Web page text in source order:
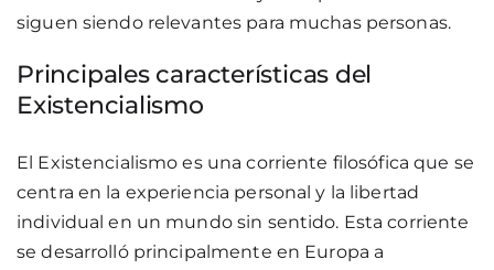
siguen siendo relevantes para muchas personas.
Principales características del
Existencialismo
El Existencialismo es una corriente filosófica que se
centra en la experiencia personal y la libertad
individual en un mundo sin sentido. Esta corriente
se desarrolló principalmente en Europa a